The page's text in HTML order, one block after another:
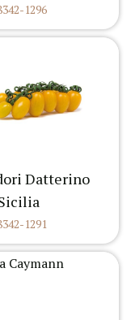
1296
Datterino
1291